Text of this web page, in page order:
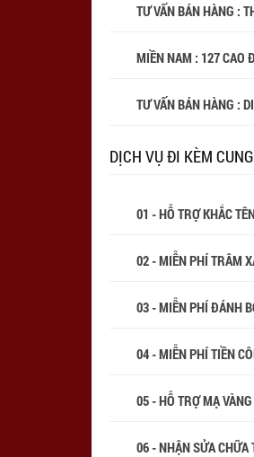
TƯ VẤN BÁN HÀNG :
MIỀN NAM : 127 CAO
TƯ VẤN BÁN HÀNG :
DỊCH VỤ ĐI KÈM
01 - HỖ TRỢ KHẮC
02 - MIỄN PHÍ TRÂM
03 - MIỄN PHÍ ĐÁNH
04 - MIỄN PHÍ TIỀN
05 - HỖ TRỢ MẠ
06 - NHẬN SỬA CHỮA